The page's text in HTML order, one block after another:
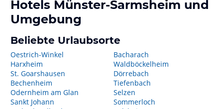
Hotels Münster-Sarmsheim und
Umgebung
Beliebte Urlaubsorte
Oestrich-Winkel
Harxheim
St. Goarshausen
Bechenheim
Odernheim am Glan
Sankt Johann
Bacharach
Waldböckelheim
Dörrebach
Tiefenbach
Selzen
Sommerloch